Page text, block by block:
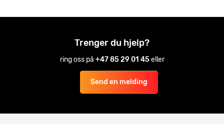
Trenger du hjelp?
ring oss på +47 85 29 01 45eller
Send en melding